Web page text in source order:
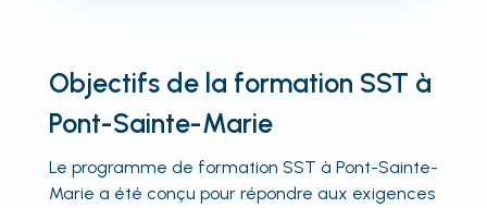
Objectifs de la formation SST à
Pont-Sainte-Marie
Le programme de formation SST à Pont-Sainte-
Marie a été conçu pour répondre aux exigences